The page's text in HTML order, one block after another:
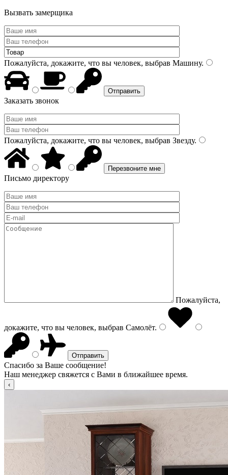
Вызвать замерщика
Пожалуйста, докажите, что вы человек, выбрав Машину.
Заказать звонок
Пожалуйста, докажите, что вы человек, выбрав Звезду.
Письмо директору
Пожалуйста,
докажите, что вы человек, выбрав Самолёт.
Спасибо за Ваше сообщение!
Наш менеджер свяжется с Вами в ближайшее время.